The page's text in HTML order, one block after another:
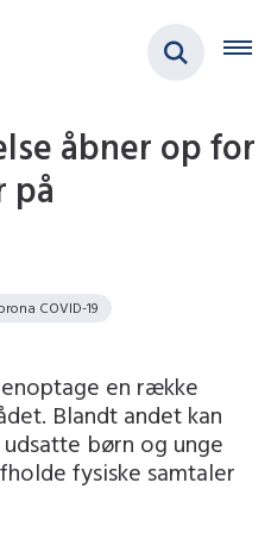
åbner op for
på
COVID-19
en række
Blandt andet kan
børn og unge
fysiske samtaler